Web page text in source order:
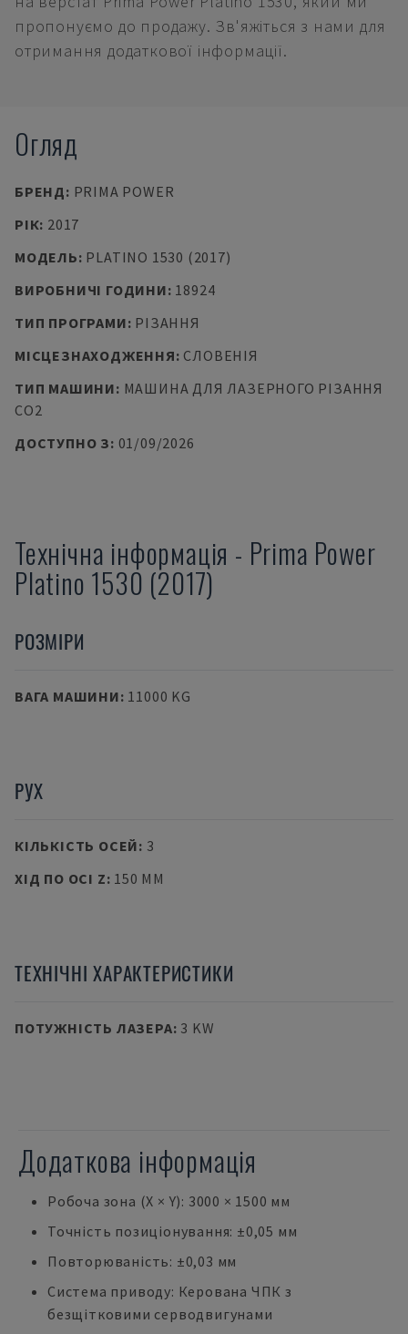
пропонуємо до продажу. Зв'яжіться з нами для
отримання додаткової інформації.
Огляд
БРЕНД: PRIMA POWER
РІК: 2017
МОДЕЛЬ: PLATINO 1530 (2017)
ВИРОБНИЧІ ГОДИНИ: 18924
ТИП ПРОГРАМИ: РІЗАННЯ
МІСЦЕЗНАХОДЖЕННЯ: СЛОВЕНІЯ
ТИП МАШИНИ: МАШИНА ДЛЯ ЛАЗЕРНОГО РІЗАННЯ
CO2
ДОСТУПНО З: 01/09/2026
Технічна інформація - Prima Power
Platino 1530 (2017)
РОЗМІРИ
ВАГА МАШИНИ: 11000 KG
РУХ
КІЛЬКІСТЬ ОСЕЙ: 3
ХІД ПО ОСІ Z: 150 MM
ТЕХНІЧНІ ХАРАКТЕРИСТИКИ
ПОТУЖНІСТЬ ЛАЗЕРА: 3 KW
Додаткова інформація
Робоча зона (X × Y): 3000 × 1500 мм
Точність позиціонування: ±0,05 мм
Повторюваність: ±0,03 мм
Система приводу: Керована ЧПК з
безщітковими серводвигунами